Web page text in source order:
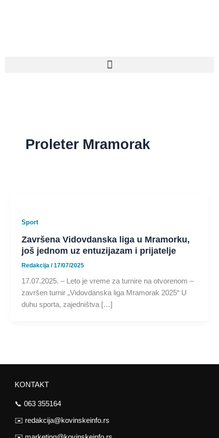
Proleter Mramorak
Sport
Završena Vidovdanska liga u Mramorku,
još jednom uz entuzijazam i prijatelje
Redakcija/17/07/2025
17.07.2025. – Leto je vreme za turnire na otvorenom –
završen turnir „Vidovdanska liga Mramorak 2025“ U
duhu sporta, zajedništva […]
KONTAKT
📞 063 355164
✉️ redakcija@kovinskeinfo.rs